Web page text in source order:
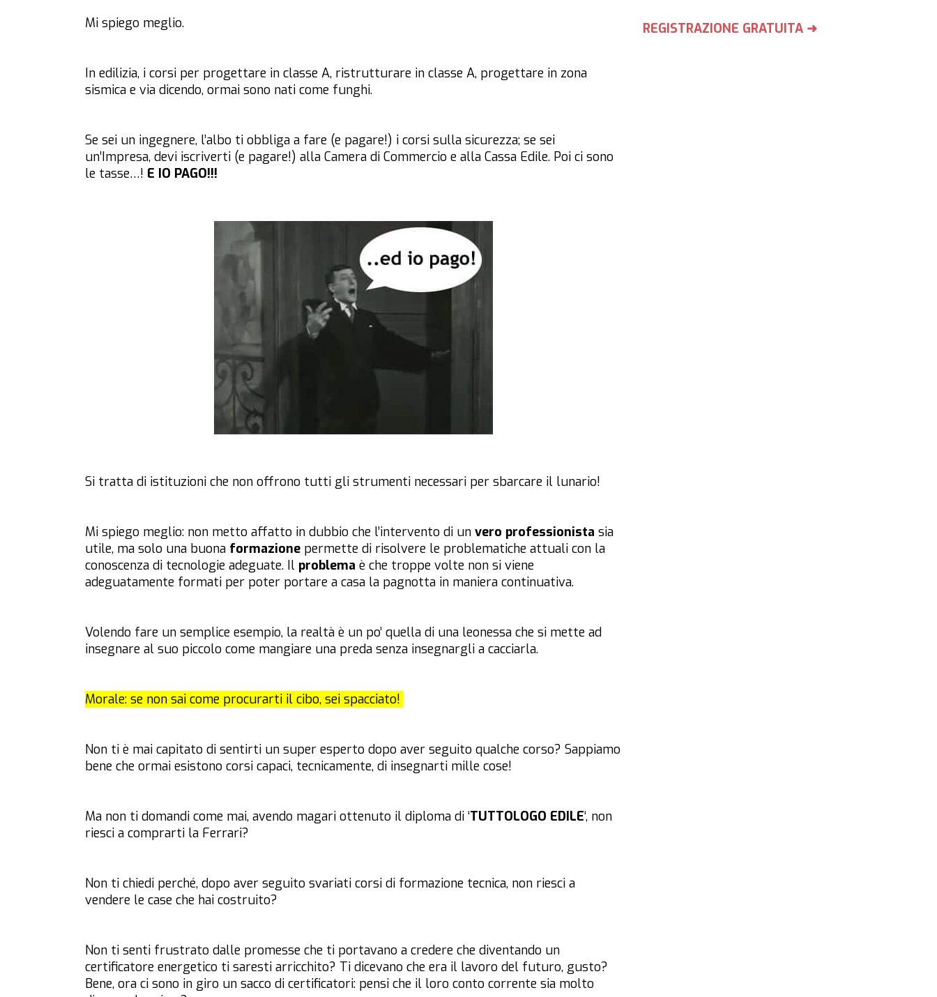
Mi spiego meglio.
In edilizia, i corsi per progettare in classe A, ristrutturare in classe A, progettare in zona
sismica e via dicendo, ormai sono nati come funghi.
Se sei un ingegnere, l’albo ti obbliga a fare (e pagare!) i corsi sulla sicurezza; se sei
un’Impresa, devi iscriverti (e pagare!) alla Camera di Commercio e alla Cassa Edile. Poi ci sono
le tasse…! E IO PAGO!!!
Si tratta di istituzioni che non offrono tutti gli strumenti necessari per sbarcare il lunario!
Mi spiego meglio: non metto affatto in dubbio che l’intervento di un vero professionista sia
utile, ma solo una buona formazione permette di risolvere le problematiche attuali con la
conoscenza di tecnologie adeguate. Il problema è che troppe volte non si viene
adeguatamente formati per poter portare a casa la pagnotta in maniera continuativa.
Volendo fare un semplice esempio, la realtà è un po’ quella di una leonessa che si mette ad
insegnare al suo piccolo come mangiare una preda senza insegnargli a cacciarla.
Morale: se non sai come procurarti il cibo, sei spacciato!
Non ti è mai capitato di sentirti un super esperto dopo aver seguito qualche corso? Sappiamo
bene che ormai esistono corsi capaci, tecnicamente, di insegnarti mille cose!
Ma non ti domandi come mai, avendo magari ottenuto il diploma di ‘TUTTOLOGO EDILE‘, non
riesci a comprarti la Ferrari?
Non ti chiedi perché, dopo aver seguito svariati corsi di formazione tecnica, non riesci a
vendere le case che hai costruito?
Non ti senti frustrato dalle promesse che ti portavano a credere che diventando un
certificatore energetico ti saresti arricchito? Ti dicevano che era il lavoro del futuro, gusto?
Bene, ora ci sono in giro un sacco di certificatori: pensi che il loro conto corrente sia molto
REGISTRAZIONE GRATUITA ➜